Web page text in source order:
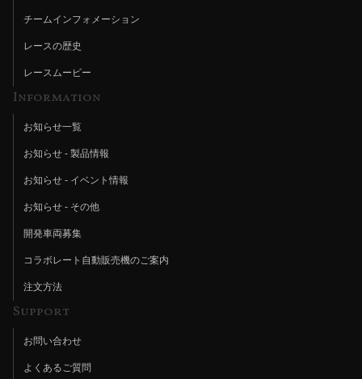
チームインフォメーション
レースの歴史
レースムービー
Information
お知らせ一覧
お知らせ - 製品情報
お知らせ - イベント情報
お知らせ - その他
開発車両募集
コラボレート自動販売機のご案内
注文方法
Support
お問い合わせ
よくあるご質問